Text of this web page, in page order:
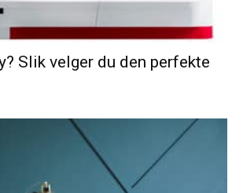
Slik velger du den perfekte